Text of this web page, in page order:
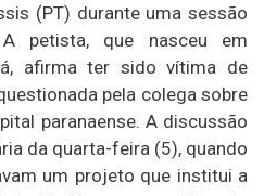
(PT) durante uma sessão
petista, que nasceu em
afirma ter sido vítima de
pela colega sobre
paranaense. A discussão
da quarta-feira (5), quando
um projeto que institui a